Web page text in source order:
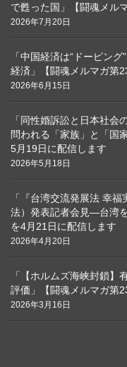
で甦った国」【闘魂メル
2026年7月20日
「中国経済は“ドーピン
経済」【闘魂メルマガ第
2026年6月15日
「同性婚訴訟と日本社
問われる「家族」と「国
5月19日に配信します
2026年5月18日
「『台湾交流発展法 幸
法）発表記者会見―台湾
を4月21日に配信します
2026年4月20日
「【ホルムズ海峡封鎖
評価」【闘魂メルマガ第
2026年3月16日